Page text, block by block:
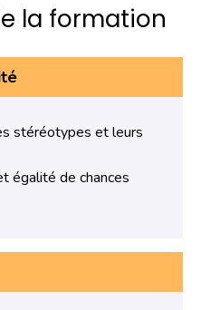
la formation
stéréotypes et leurs
égalité de chances